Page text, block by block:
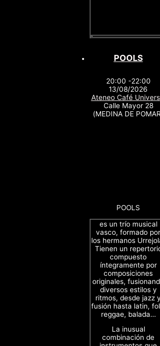
POOLS
20:00 -22:00
13/08/2026
Ateneo Café
Calle Mayor 28
(MEDINA DE
POOLS
es un trío musical
vasco, formado por
los hermanos
Tienen un
compuesto
íntegramente por
composiciones
originales,
diversos estilos y
ritmos, desde jazz
fusión hasta latin,
reggae, balada…
La inusual
combinación de